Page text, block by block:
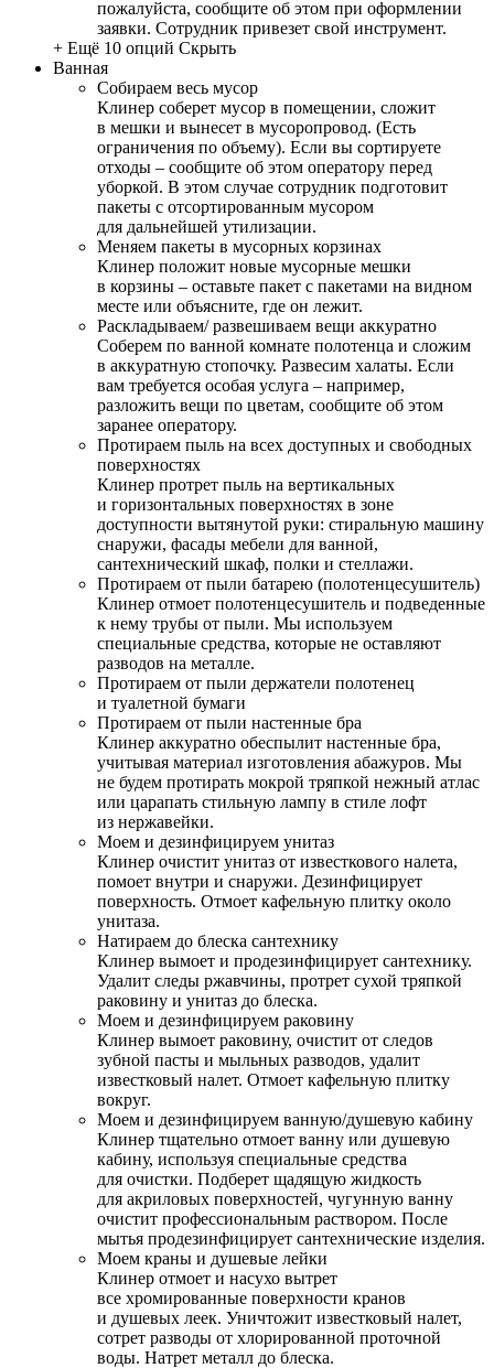
пожалуйста, сообщите об этом при оформлении
заявки. Сотрудник привезет свой инструмент.
+ Ещё 10 опций Скрыть
Ванная
Собираем весь мусор
Клинер соберет мусор в помещении, сложит
в мешки и вынесет в мусоропровод. (Есть
ограничения по объему). Если вы сортируете
отходы – сообщите об этом оператору перед
уборкой. В этом случае сотрудник подготовит
пакеты с отсортированным мусором
для дальнейшей утилизации.
Меняем пакеты в мусорных корзинах
Клинер положит новые мусорные мешки
в корзины – оставьте пакет с пакетами на видном
месте или объясните, где он лежит.
Раскладываем/ развешиваем вещи аккуратно
Соберем по ванной комнате полотенца и сложим
в аккуратную стопочку. Развесим халаты. Если
вам требуется особая услуга – например,
разложить вещи по цветам, сообщите об этом
заранее оператору.
Протираем пыль на всех доступных и свободных
поверхностях
Клинер протрет пыль на вертикальных
и горизонтальных поверхностях в зоне
доступности вытянутой руки: стиральную машину
снаружи, фасады мебели для ванной,
сантехнический шкаф, полки и стеллажи.
Протираем от пыли батарею (полотенцесушитель)
Клинер отмоет полотенцесушитель и подведенные
к нему трубы от пыли. Мы используем
специальные средства, которые не оставляют
разводов на металле.
Протираем от пыли держатели полотенец
и туалетной бумаги
Протираем от пыли настенные бра
Клинер аккуратно обеспылит настенные бра,
учитывая материал изготовления абажуров. Мы
не будем протирать мокрой тряпкой нежный атлас
или царапать стильную лампу в стиле лофт
из нержавейки.
Моем и дезинфицируем унитаз
Клинер очистит унитаз от известкового налета,
помоет внутри и снаружи. Дезинфицирует
поверхность. Отмоет кафельную плитку около
унитаза.
Натираем до блеска сантехнику
Клинер вымоет и продезинфицирует сантехнику.
Удалит следы ржавчины, протрет сухой тряпкой
раковину и унитаз до блеска.
Моем и дезинфицируем раковину
Клинер вымоет раковину, очистит от следов
зубной пасты и мыльных разводов, удалит
известковый налет. Отмоет кафельную плитку
вокруг.
Моем и дезинфицируем ванную/душевую кабину
Клинер тщательно отмоет ванну или душевую
кабину, используя специальные средства
для очистки. Подберет щадящую жидкость
для акриловых поверхностей, чугунную ванну
очистит профессиональным раствором. После
мытья продезинфицирует сантехнические изделия.
Моем краны и душевые лейки
Клинер отмоет и насухо вытрет
все хромированные поверхности кранов
и душевых леек. Уничтожит известковый налет,
сотрет разводы от хлорированной проточной
воды. Натрет металл до блеска.